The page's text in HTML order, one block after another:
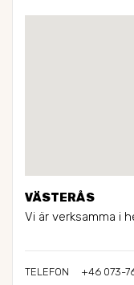
VÄSTERÅS
Vi är verksamma i
TELEFON
+46 073-